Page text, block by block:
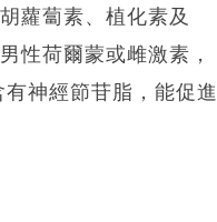
蘿蔔素、植化素及
性荷爾蒙或雌激素，
神經節苷脂，能促進